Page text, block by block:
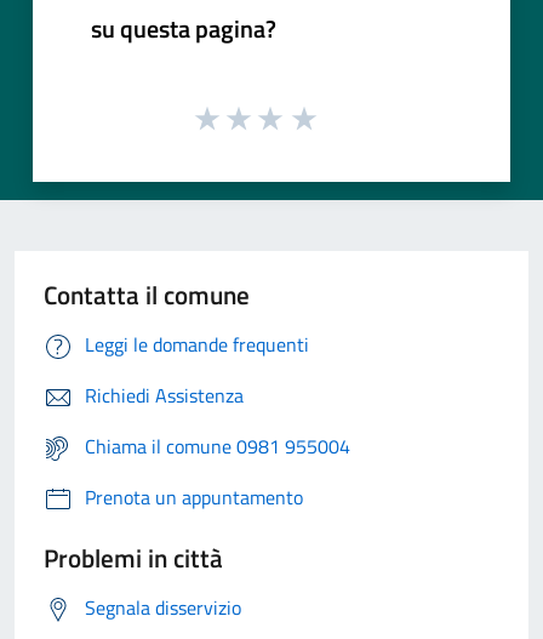
su questa pagina?
Contatta il comune
Leggi le domande frequenti
Richiedi Assistenza
Chiama il comune 0981 955004
Prenota un appuntamento
Problemi in città
Segnala disservizio